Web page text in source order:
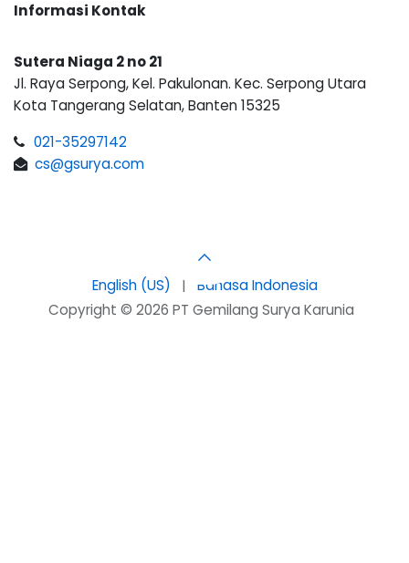
Informasi Kontak
Sutera Niaga 2 no 21
Jl. Raya Serpong, Kel. Pakulonan. Kec. Serpong Utara
Kota Tangerang Selatan, Banten 15325
021-35297142
cs@gsurya.com
Copyright © 2026 PT Gemilang Surya Karunia
English (US) | Bahasa Indonesia